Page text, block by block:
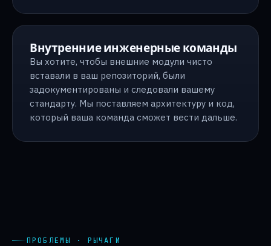
Внутренние инженерные команды
Вы хотите, чтобы внешние модули чисто
вставали в ваш репозиторий, были
задокументированы и следовали вашему
стандарту. Мы поставляем архитектуру и код,
который ваша команда сможет вести дальше.
ПРОБЛЕМЫ · РЫЧАГИ